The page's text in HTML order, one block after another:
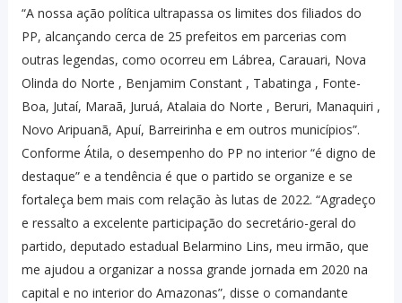
“A nossa ação política ultrapassa os limites dos filiados do
PP, alcançando cerca de 25 prefeitos em parcerias com
outras legendas, como ocorreu em Lábrea, Carauari, Nova
Olinda do Norte , Benjamim Constant , Tabatinga , Fonte-
Boa, Jutaí, Maraã, Juruá, Atalaia do Norte , Beruri, Manaquiri ,
Novo Aripuanã, Apuí, Barreirinha e em outros municípios”.
Conforme Átila, o desempenho do PP no interior “é digno de
destaque” e a tendência é que o partido se organize e se
fortaleça bem mais com relação às lutas de 2022. “Agradeço
e ressalto a excelente participação do secretário-geral do
partido, deputado estadual Belarmino Lins, meu irmão, que
me ajudou a organizar a nossa grande jornada em 2020 na
capital e no interior do Amazonas”, disse o comandante